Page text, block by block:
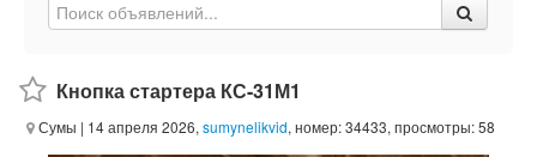
Кнопка стартера КС-31М1
Сумы | 14 апреля 2026, sumynelikvid, номер: 34433, просмотры: 58